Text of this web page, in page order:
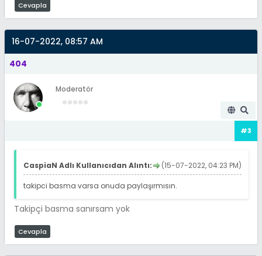
Cevapla
16-07-2022, 08:57 AM
404
Moderatör
#3
(15-07-2022, 04:23 PM)
CaspiaN Adlı Kullanıcıdan Alıntı:
takipci basma varsa onuda paylaşırmısın.
Takipçi basma sanırsam yok
Cevapla